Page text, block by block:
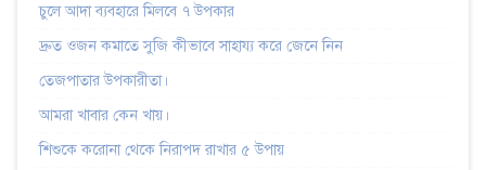
চুলে আদা ব্যবহারে মিলবে ৭ উপকার
দ্রুত ওজন কমাতে সুজি কীভাবে সাহায্য করে জেনে নিন
তেজপাতার উপকারীতা।
আমরা খাবার কেন খায়।
শিশুকে করোনা থেকে নিরাপদ রাখার ৫ উপায়